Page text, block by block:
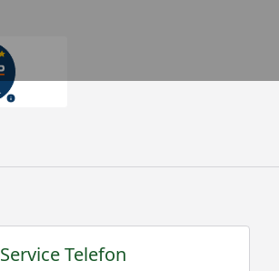
Service Telefon